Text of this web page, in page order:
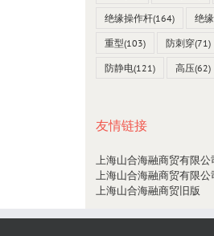
绝缘操作杆(164) 绝
重型(103) 防刺穿(71)
防静电(121) 高压(62)
友情链接
上海山合海融商贸有限
上海山合海融商贸有限公
上海山合海融商贸旧版